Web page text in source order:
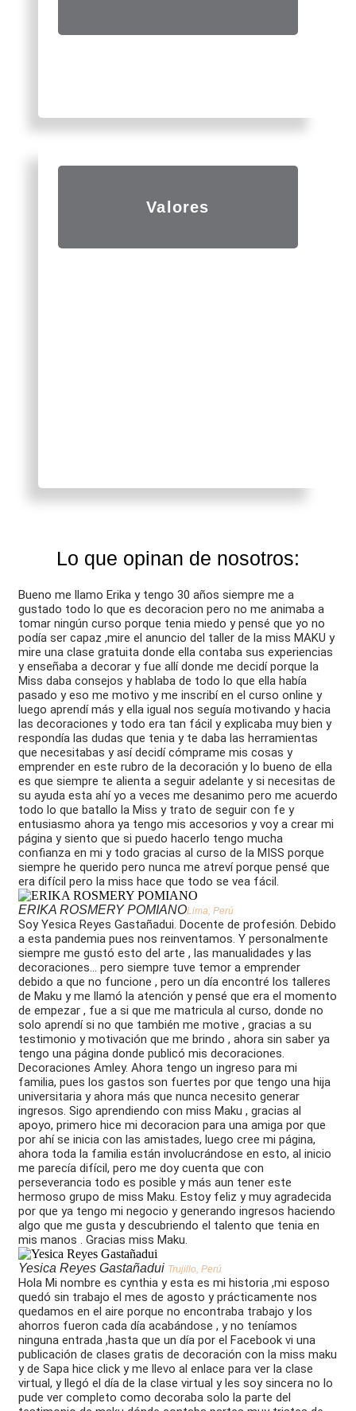
Valores
Lo que opinan de nosotros:
Bueno me llamo Erika y tengo 30 años siempre me a
gustado todo lo que es decoracion pero no me animaba a
tomar ningún curso porque tenia miedo y pensé que yo no
podía ser capaz ,mire el anuncio del taller de la miss MAKU y
mire una clase gratuita donde ella contaba sus experiencias
y enseñaba a decorar y fue allí donde me decidí porque la
Miss daba consejos y hablaba de todo lo que ella había
pasado y eso me motivo y me inscribí en el curso online y
luego aprendí más y ella igual nos seguía motivando y hacia
las decoraciones y todo era tan fácil y explicaba muy bien y
respondía las dudas que tenia y te daba las herramientas
que necesitabas y así decidí cómprame mis cosas y
emprender en este rubro de la decoración y lo bueno de ella
es que siempre te alienta a seguir adelante y si necesitas de
su ayuda esta ahí yo a veces me desanimo pero me acuerdo
todo lo que batallo la Miss y trato de seguir con fe y
entusiasmo ahora ya tengo mis accesorios y voy a crear mi
página y siento que si puedo hacerlo tengo mucha
confianza en mi y todo gracias al curso de la MISS porque
siempre he querido pero nunca me atreví porque pensé que
era difícil pero la miss hace que todo se vea fácil.
ERIKA ROSMERY POMIANOLima, Perú
Soy Yesica Reyes Gastañadui. Docente de profesión. Debido
a esta pandemia pues nos reinventamos. Y personalmente
siempre me gustó esto del arte , las manualidades y las
decoraciones... pero siempre tuve temor a emprender
debido a que no funcione , pero un día encontré los talleres
de Maku y me llamó la atención y pensé que era el momento
de empezar , fue a si que me matricula al curso, donde no
solo aprendí si no que también me motive , gracias a su
testimonio y motivación que me brindo , ahora sin saber ya
tengo una página donde publicó mis decoraciones.
Decoraciones Amley. Ahora tengo un ingreso para mi
familia, pues los gastos son fuertes por que tengo una hija
universitaria y ahora más que nunca necesito generar
ingresos. Sigo aprendiendo con miss Maku , gracias al
apoyo, primero hice mi decoracion para una amiga por que
por ahí se inicia con las amistades, luego cree mi página,
ahora toda la familia están involucrándose en esto, al inicio
me parecía difícil, pero me doy cuenta que con
perseverancia todo es posible y más aun tener este
hermoso grupo de miss Maku. Estoy feliz y muy agradecida
por que ya tengo mi negocio y generando ingresos haciendo
algo que me gusta y descubriendo el talento que tenia en
mis manos . Gracias miss Maku.
Yesica Reyes Gastañadui Trujillo, Perú
Hola Mi nombre es cynthia y esta es mi historia ,mi esposo
quedó sin trabajo el mes de agosto y prácticamente nos
quedamos en el aire porque no encontraba trabajo y los
ahorros fueron cada día acabándose , y no teníamos
ninguna entrada ,hasta que un día por el Facebook vi una
publicación de clases gratis de decoración con la miss maku
y de Sapa hice click y me llevo al enlace para ver la clase
virtual, y llegó el día de la clase virtual y les soy sincera no lo
pude ver completo como decoraba solo la parte del